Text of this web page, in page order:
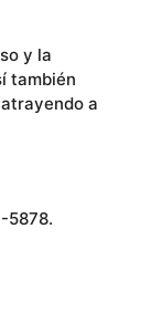
y la
también
a
5878.